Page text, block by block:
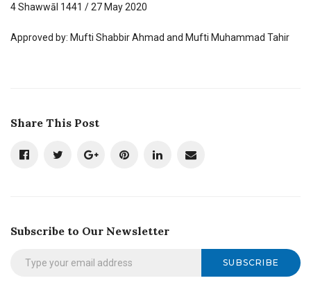
4 Shawwāl 1441 / 27 May 2020
Approved by: Mufti Shabbir Ahmad and Mufti Muhammad Tahir
Share This Post
Subscribe to Our Newsletter
SUBSCRIBE